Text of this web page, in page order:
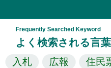
Frequently Searched Keyword
よく検索される言葉
入札 広報 住民